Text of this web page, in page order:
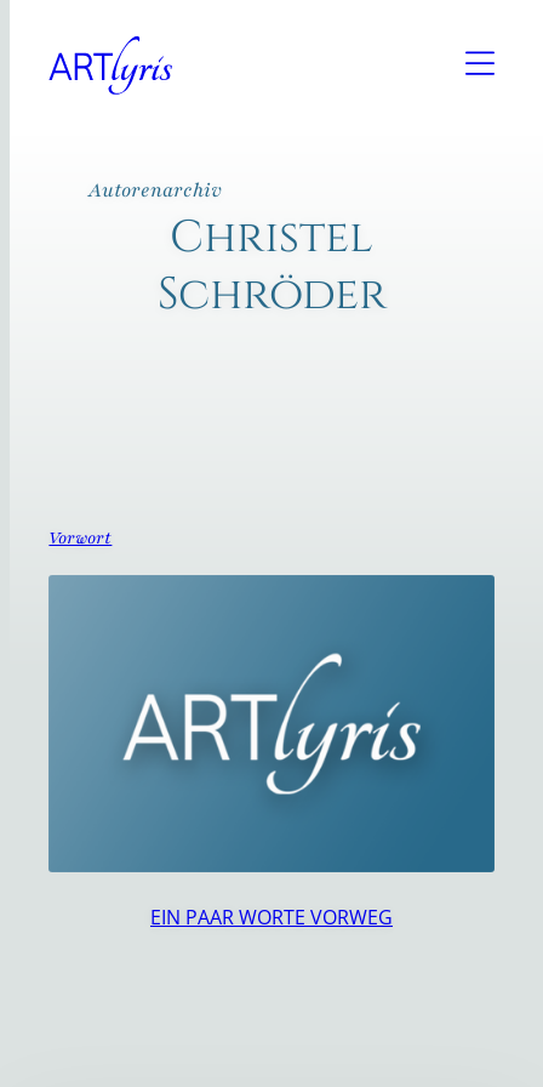
Inhalt
Autorenarchiv
Christel
Schröder
Vorwort
EIN PAAR WORTE VORWEG